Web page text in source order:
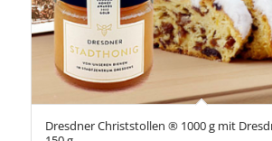
Dresdner Christstollen ® 1000 g mit